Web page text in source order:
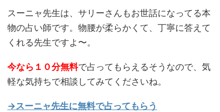
スーニャ先生は、サリーさんもお世話になってる本
物の占い師です。物腰が柔らかくて、丁寧に答えて
くれる先生ですよ〜。
今なら１０分無料で占ってもらえるそうなので、気
軽な気持ちで相談してみてくださいね。
→スーニャ先生に無料で占ってもらう